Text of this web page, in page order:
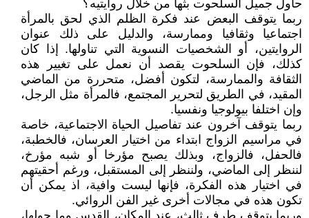
حاول جميل السلحوت بثها من خلال روايتيه؟
ربما يتوقف البعض عند فكرة الظلم الذي لحق بالمرأة
اجتماعيا وثقافيا وممارسة، والدليل على ذلك عنوان
الروايتين، أو الشخصيات النسوية التي تناولها. إذا كان
كذلك، فإن السلحوت يقصد أن نعمل على تغيير هذه
الثقافة والممارسة، لتكون أفضل، متحررة من الماضي
المقيد، في الطريق لتحرير المجتمع، فالمرأة مثل الرجل،
وإن اختلفا بيولوجيا ونفسيا.
ربما يتوقف آخرون عند تفاصيل الحياة الاجتماعية، خاصة
في مراسيم الزواج ابتداء من اختيار العرسان، فالخطبة،
فالحفل، فالزواج، وبذلك يصبح مؤرخا أو شبه مؤرخ،
لننظر إلى الماضي، ولننظر إلى المستقبل، ورغم أحقيتهم
في اختيار هذه الفكرة، فإنها ليست وافية، اذ يمكن أن
تكون هذه في مجالات أخرى غير الفن الروائي.